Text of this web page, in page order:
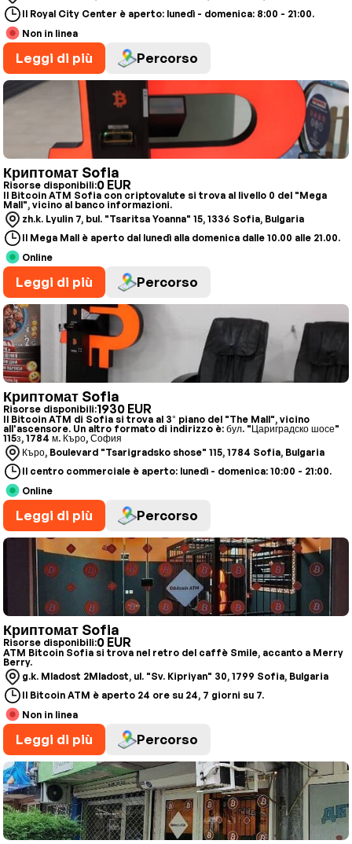
Il Royal City Center è aperto: lunedì - domenica: 8:00 - 21:00.
Non in linea
Leggi di più Percorso
Криптомат Sofia
Risorse disponibili:0 EUR
Il Bitcoin ATM Sofia con criptovalute si trova al livello 0 del "Mega
Mall", vicino al banco informazioni.
zh.k. Lyulin 7, bul. "Tsaritsa Yoanna" 15, 1336 Sofia, Bulgaria
Il Mega Mall è aperto dal lunedì alla domenica dalle 10.00 alle 21.00.
Online
Leggi di più Percorso
Криптомат Sofia
Risorse disponibili:1930 EUR
Il Bitcoin ATM di Sofia si trova al 3° piano del "The Mall", vicino
all'ascensore. Un altro formato di indirizzo è: бул. "Цариградско шосе"
115з, 1784 м. Къро, София
Къро, Boulevard "Tsarigradsko shose" 115, 1784 Sofia, Bulgaria
Il centro commerciale è aperto: lunedì - domenica: 10:00 - 21:00.
Online
Leggi di più Percorso
Криптомат Sofia
Risorse disponibili:0 EUR
ATM Bitcoin Sofia si trova nel retro del caffè Smile, accanto a Merry
Berry.
g.k. Mladost 2Mladost, ul. "Sv. Kipriyan" 30, 1799 Sofia, Bulgaria
Il Bitcoin ATM è aperto 24 ore su 24, 7 giorni su 7.
Non in linea
Leggi di più Percorso